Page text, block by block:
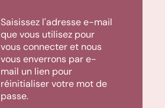
Saisissez l'adresse e-mail
que vous utilisez pour
vous connecter et nous
vous enverrons par e-
mail un lien pour
réinitialiser votre mot de
passe.